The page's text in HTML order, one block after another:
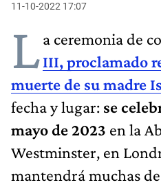
11-10-2022 17:07
La ceremonia de
III, proclamado
muerte de su madre
fecha y lugar: se
mayo de 2023 en la
Westminster, en
mantendrá muchas